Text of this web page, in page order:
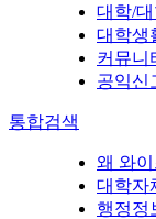
대학/대
대학생
커뮤니
공익신
통합검색
왜 와
대학자
행정정